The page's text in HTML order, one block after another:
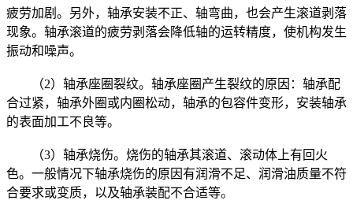
疲劳加剧。另外，轴承安装不正、轴弯曲，也会产生滚道剥落
现象。轴承滚道的疲劳剥落会降低轴的运转精度，使机构发生
振动和噪声。
（2）轴承座圈裂纹。轴承座圈产生裂纹的原因：轴承配
合过紧，轴承外圈或内圈松动，轴承的包容件变形，安装轴承
的表面加工不良等。
（3）轴承烧伤。烧伤的轴承其滚道、滚动体上有回火
色。一般情况下轴承烧伤的原因有润滑不足、润滑油质量不符
合要求或变质，以及轴承装配不合适等。